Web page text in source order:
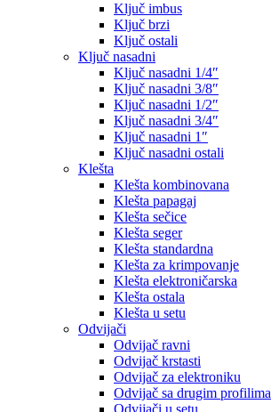
Ključ imbus
Ključ brzi
Ključ ostali
Ključ nasadni
Ključ nasadni 1/4″
Ključ nasadni 3/8″
Ključ nasadni 1/2″
Ključ nasadni 3/4″
Ključ nasadni 1″
Ključ nasadni ostali
Klešta
Klešta kombinovana
Klešta papagaj
Klešta sečice
Klešta seger
Klešta standardna
Klešta za krimpovanje
Klešta elektroničarska
Klešta ostala
Klešta u setu
Odvijači
Odvijač ravni
Odvijač krstasti
Odvijač za elektroniku
Odvijač sa drugim profilima
Odvijači u setu